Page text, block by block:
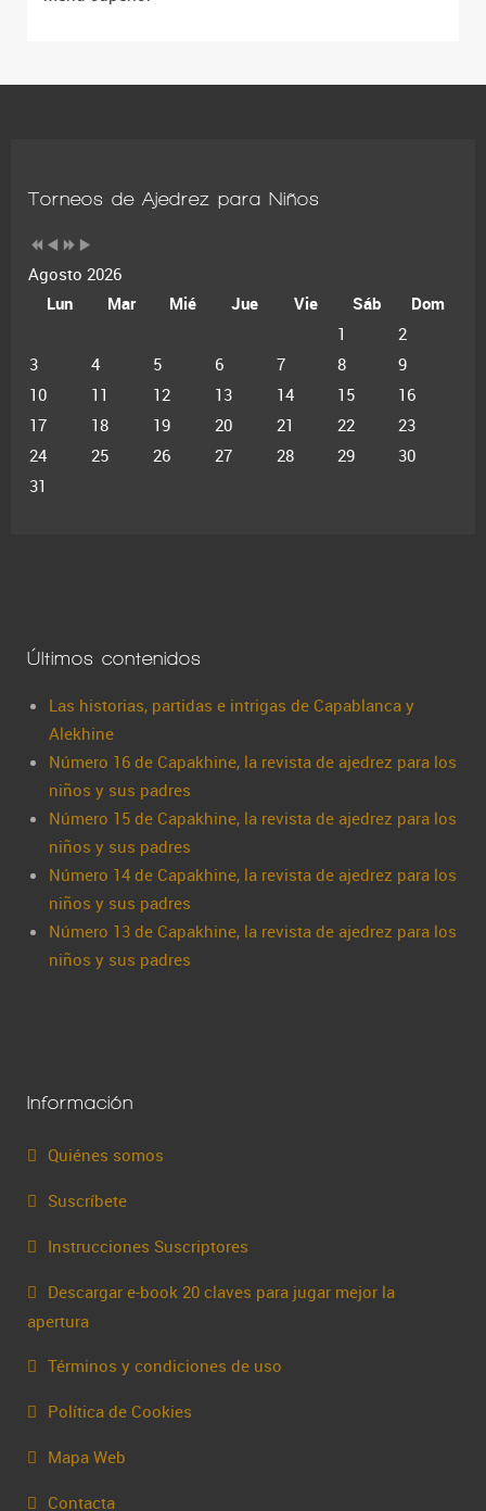
Torneos de Ajedrez para Niños
Agosto 2026
Lun
Mar Mié Jue Vie Sáb
Dom
1
2
3
4 5 6 7 8
9
10
11 12 13 14 15
16
17
18 19 20 21 22
23
24
25 26 27 28 29
30
31
Últimos contenidos
Las historias, partidas e intrigas de Capablanca y
Alekhine
Número 16 de Capakhine, la revista de ajedrez para los
niños y sus padres
Número 15 de Capakhine, la revista de ajedrez para los
niños y sus padres
Número 14 de Capakhine, la revista de ajedrez para los
niños y sus padres
Número 13 de Capakhine, la revista de ajedrez para los
niños y sus padres
Información
Quiénes somos
Suscríbete
Instrucciones Suscriptores
Descargar e-book 20 claves para jugar mejor la
apertura
Términos y condiciones de uso
Política de Cookies
Mapa Web
Contacta